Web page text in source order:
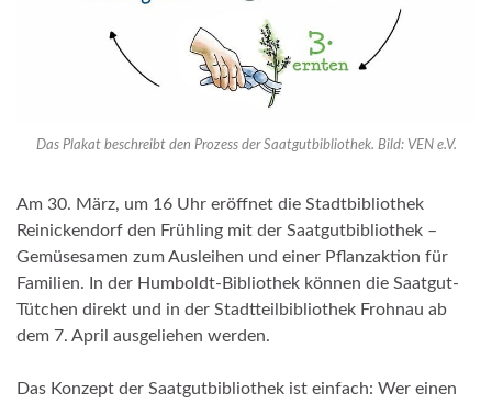
Das Plakat beschreibt den Prozess der Saatgutbibliothek. Bild: VEN e.V.
Am 30. März, um 16 Uhr eröffnet die Stadtbibliothek
Reinickendorf den Frühling mit der Saatgutbibliothek –
Gemüsesamen zum Ausleihen und einer Pflanzaktion für
Familien. In der Humboldt-Bibliothek können die Saatgut-
Tütchen direkt und in der Stadtteilbibliothek Frohnau ab
dem 7. April ausgeliehen werden.
Das Konzept der Saatgutbibliothek ist einfach: Wer einen